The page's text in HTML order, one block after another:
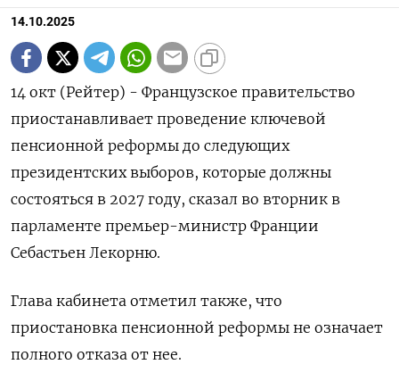
14.10.2025
14 окт (Рейтер) - Французское правительство
приостанавливает проведение ключевой
пенсионной реформы до следующих
президентских выборов, которые должны
состояться в 2027 году, сказал во вторник в
парламенте премьер-министр Франции
Себастьен Лекорню.
Глава кабинета отметил также, что
приостановка пенсионной реформы не означает
полного отказа от нее.